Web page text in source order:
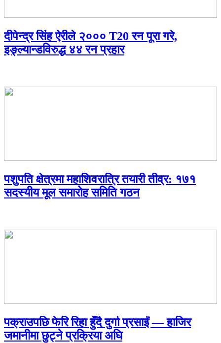
दीपेन्द्र सिंह ऐरीले २००० T20 रन पूरा गरे,
इङ्ल्यान्डविरुद्ध ४४ रन प्रहार
पशुपति क्षेत्रमा महाशिवरात्रि तयारी तीव्र: १७१
सदस्यीय मूल समारोह समिति गठन
पक्राउपछि फेरि रिहा हुँदै दुर्गा प्रसाईं — हाजिर
जमानीमा छुट्ने प्रक्रिया अघि